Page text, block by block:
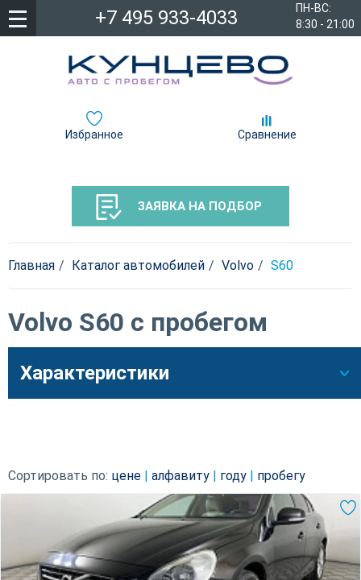
ПН-ВС:
8:30 - 21:00
+7 495 933-4033
Избранное Сравнение
ЗАЯВКА НА ПОДБОР
Главная Каталог автомобилей Volvo S60
Volvo S60 с пробегом
Характеристики
Сортировать по: цене алфавиту году пробегу